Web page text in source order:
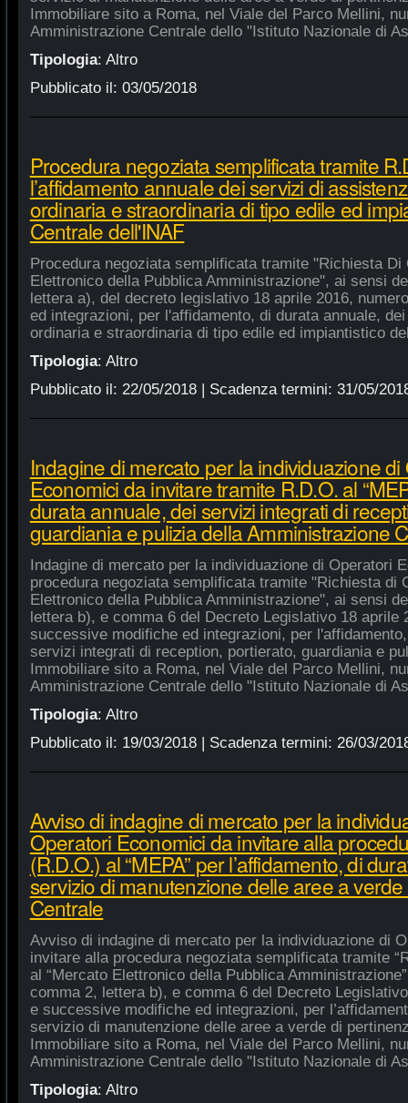
Immobiliare sito a Roma, nel Viale del Parco Mellini,
Amministrazione Centrale dello "Istituto Nazionale di
Tipologia: Altro
Pubblicato il: 03/05/2018
Procedura negoziata semplificata tramite
l’affidamento annuale dei servizi di
ordinaria e straordinaria di tipo edile ed
Centrale dell'INAF
Procedura negoziata semplificata tramite "Richiesta
Elettronico della Pubblica Amministrazione", ai sensi
lettera a), del decreto legislativo 18 aprile 2016,
ed integrazioni, per l'affidamento, di durata annuale,
ordinaria e straordinaria di tipo edile ed impiantistico
Tipologia: Altro
Pubblicato il: 22/05/2018| Scadenza termini: 31/05/
Indagine di mercato per la individuazione
Economici da invitare tramite R.D.O. al
durata annuale, dei servizi integrati di
guardiania e pulizia della Amministrazione
Indagine di mercato per la individuazione di Operatori
procedura negoziata semplificata tramite "Richiesta di
Elettronico della Pubblica Amministrazione", ai sensi
lettera b), e comma 6 del Decreto Legislativo 18 aprile
successive modifiche ed integrazioni, per
servizi integrati di reception, portierato, guardiania e
Immobiliare sito a Roma, nel Viale del Parco Mellini,
Amministrazione Centrale dello "Istituto Nazionale di
Tipologia: Altro
Pubblicato il: 19/03/2018| Scadenza termini: 26/03/
Avviso di indagine di mercato per la
Operatori Economici da invitare alla
(R.D.O.) al “MEPA” per l’affidamento, di
servizio di manutenzione delle aree a
Centrale
Avviso di indagine di mercato per la individuazione di
invitare alla procedura negoziata semplificata tramite
al “Mercato Elettronico della Pubblica
comma 2, lettera b), e comma 6 del Decreto
e successive modifiche ed integrazioni, per
servizio di manutenzione delle aree a verde di
Immobiliare sito a Roma, nel Viale del Parco Mellini,
Amministrazione Centrale dello "Istituto Nazionale di
Tipologia: Altro